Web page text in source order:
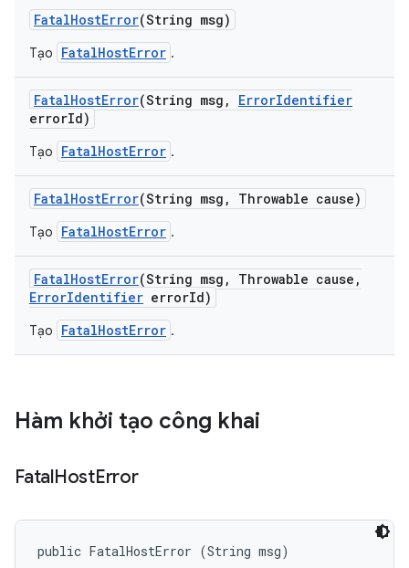
FatalHostError(String msg)
Tạo FatalHostError .
FatalHostError(String msg , ErrorIdentifier
errorId)
Tạo FatalHostError .
FatalHostError(String msg , Throwable cause)
Tạo FatalHostError .
FatalHostError(String msg , Throwable cause ,
ErrorIdentifier errorId)
Tạo FatalHostError .
Hàm khởi tạo công khai
FatalHostError
public FatalHostError (String msg)